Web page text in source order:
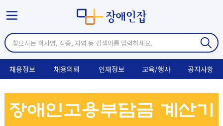
채용정보 채용의뢰 인재정보 교육/행사 공지사항